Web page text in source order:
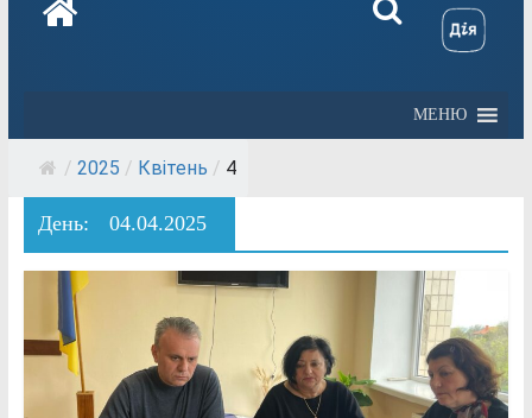
МЕНЮ
/ 2025 / Квітень / 4
День: 04.04.2025